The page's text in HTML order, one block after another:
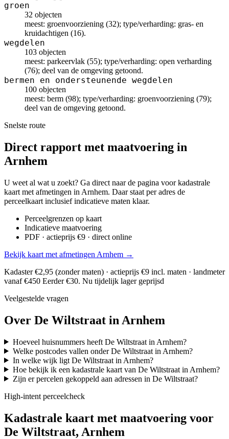
groen
32 objecten
meest: groenvoorziening (32); type/verharding: gras- en
kruidachtigen (16).
wegdelen
103 objecten
meest: parkeervlak (55); type/verharding: open verharding
(76); deel van de omgeving getoond.
bermen en ondersteunende wegdelen
100 objecten
meest: berm (98); type/verharding: groenvoorziening (79);
deel van de omgeving getoond.
Snelste route
Direct rapport met maatvoering in
Arnhem
U weet al wat u zoekt? Ga direct naar de pagina voor kadastrale
kaart met afmetingen in Arnhem. Daar staat per adres de
perceelkaart inclusief indicatieve maten klaar.
Perceelgrenzen op kaart
Indicatieve maatvoering
PDF · actieprijs €9 · direct online
Bekijk kaart met afmetingen Arnhem →
Kadaster €2,95 (zonder maten) · actieprijs €9 incl. maten · landmeter
vanaf €450 Eerder €30. Nu tijdelijk lager geprijsd
Veelgestelde vragen
Over De Wiltstraat in Arnhem
Hoeveel huisnummers heeft De Wiltstraat in Arnhem?
Welke postcodes vallen onder De Wiltstraat in Arnhem?
In welke wijk ligt De Wiltstraat in Arnhem?
Hoe bekijk ik een kadastrale kaart van De Wiltstraat in Arnhem?
Zijn er percelen gekoppeld aan adressen in De Wiltstraat?
High-intent perceelcheck
Kadastrale kaart met maatvoering voor
De Wiltstraat, Arnhem